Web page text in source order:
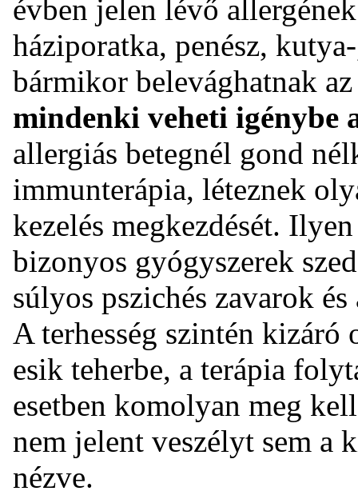
évben jelen lévő
háziporatka, penész,
bármikor belevághatnak
mindenki veheti igénybe
allergiás betegnél gond
immunterápia, léteznek
kezelés megkezdését.
bizonyos gyógyszerek
súlyos pszichés zavarok
A terhesség szintén
esik teherbe, a terápia
esetben komolyan meg
nem jelent veszélyt sem a
nézve.